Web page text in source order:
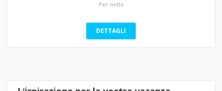
Per notte
DETTAGLI